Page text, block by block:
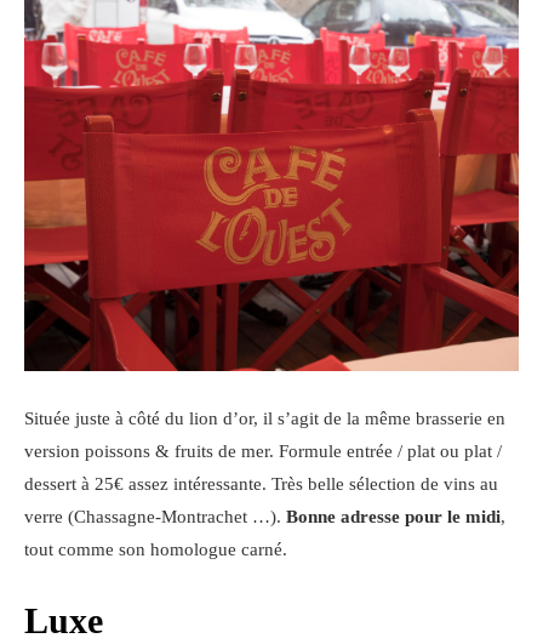
Située juste à côté du lion d’or, il s’agit de la même brasserie en
version poissons & fruits de mer. Formule entrée / plat ou plat /
dessert à 25€ assez intéressante. Très belle sélection de vins au
verre (Chassagne-Montrachet …). Bonne adresse pour le midi,
tout comme son homologue carné.
Luxe